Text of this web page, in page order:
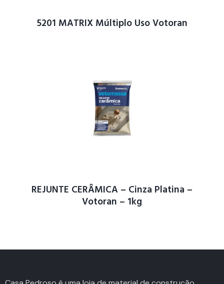
5201 MATRIX Múltiplo Uso Votoran
REJUNTE CERÂMICA – Cinza Platina –
Votoran – 1kg